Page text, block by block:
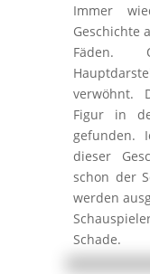
Immer
Geschichte
Fäden.
verwöhnt.
Figur in
gefunden.
dieser
schon der
werden
Schade.